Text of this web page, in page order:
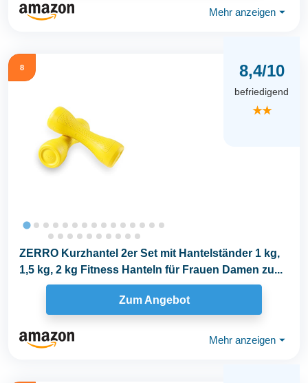
Mehr anzeigen ⏷
8 8,4/10
befriedigend
★★
ZERRO Kurzhantel 2er Set mit Hantelständer 1 kg,
1,5 kg, 2 kg Fitness Hanteln für Frauen Damen zu...
Zum Angebot
Mehr anzeigen ⏷